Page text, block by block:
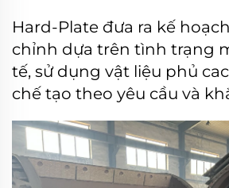
Hard-Plate đưa ra kế
chỉnh dựa trên tình trạng
tế, sử dụng vật liệu phủ
chế tạo theo yêu cầu và